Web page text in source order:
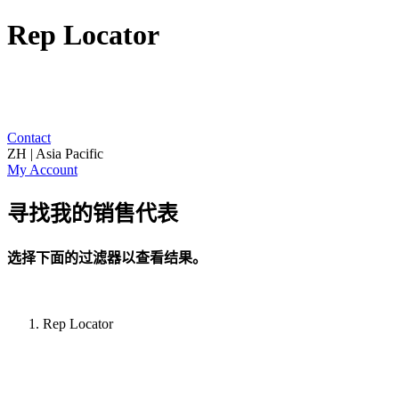
Rep Locator
Contact
ZH | Asia Pacific
My Account
寻找我的销售代表
选择下面的过滤器以查看结果。
Rep Locator